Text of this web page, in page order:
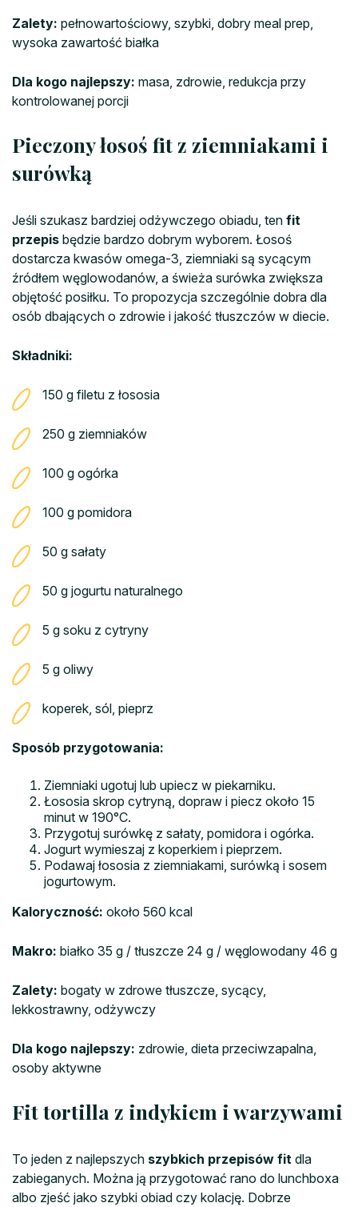
Zalety: pełnowartościowy, szybki, dobry meal prep,
wysoka zawartość białka
Dla kogo najlepszy: masa, zdrowie, redukcja przy
kontrolowanej porcji
Pieczony łosoś fit z ziemniakami i
surówką
Jeśli szukasz bardziej odżywczego obiadu, ten fit
przepis będzie bardzo dobrym wyborem. Łosoś
dostarcza kwasów omega-3, ziemniaki są sycącym
źródłem węglowodanów, a świeża surówka zwiększa
objętość posiłku. To propozycja szczególnie dobra dla
osób dbających o zdrowie i jakość tłuszczów w diecie.
Składniki:
150 g filetu z łososia
250 g ziemniaków
100 g ogórka
100 g pomidora
50 g sałaty
50 g jogurtu naturalnego
5 g soku z cytryny
5 g oliwy
koperek, sól, pieprz
Sposób przygotowania:
Ziemniaki ugotuj lub upiecz w piekarniku.
Łososia skrop cytryną, dopraw i piecz około 15
minut w 190°C.
Przygotuj surówkę z sałaty, pomidora i ogórka.
Jogurt wymieszaj z koperkiem i pieprzem.
Podawaj łososia z ziemniakami, surówką i sosem
jogurtowym.
Kaloryczność: około 560 kcal
Makro: białko 35 g / tłuszcze 24 g / węglowodany 46 g
Zalety: bogaty w zdrowe tłuszcze, sycący,
lekkostrawny, odżywczy
Dla kogo najlepszy: zdrowie, dieta przeciwzapalna,
osoby aktywne
Fit tortilla z indykiem i warzywami
To jeden z najlepszych szybkich przepisów fit dla
zabieganych. Można ją przygotować rano do lunchboxa
albo zjeść jako szybki obiad czy kolację. Dobrze